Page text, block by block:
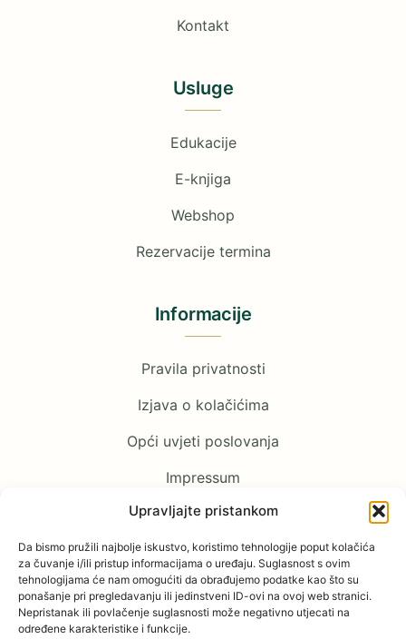
Upravljajte pristankom
Da bismo pružili najbolje iskustvo, koristimo tehnologije poput kolačića
za čuvanje i/ili pristup informacijama o uređaju. Suglasnost s ovim
tehnologijama će nam omogućiti da obrađujemo podatke kao što su
ponašanje pri pregledavanju ili jedinstveni ID-ovi na ovoj web stranici.
Nepristanak ili povlačenje suglasnosti može negativno utjecati na
određene karakteristike i funkcije.
Kontakt
Usluge
Edukacije
E-knjiga
Webshop
Rezervacije termina
Informacije
Pravila privatnosti
Izjava o kolačićima
Opći uvjeti poslovanja
Impressum
Pratite nas
Facebook
YouTube